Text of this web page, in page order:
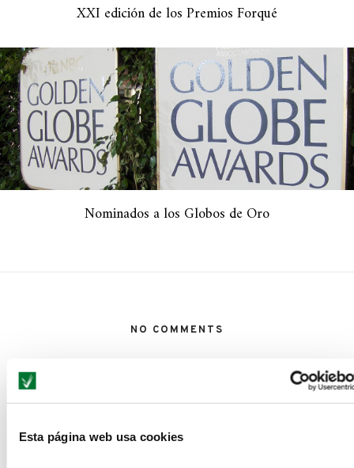
Esta página web usa cookies
XXI edición de los Premios Forqué
Nominados a los Globos de Oro
NO COMMENTS
LEAVE A REPLY